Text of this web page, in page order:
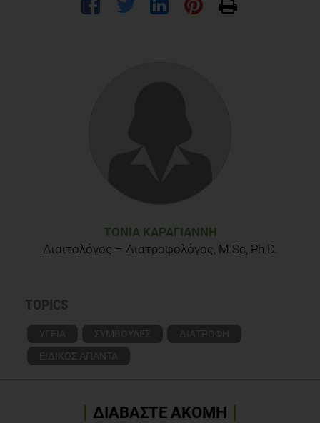
ΤΌΝΙΑ ΚΑΡΑΓΙΆΝΝΗ
Διαιτολόγος – Διατροφολόγος, M.Sc, Ph.D.
TOPICS
ΥΓΕΙΑ ΣΥΜΒΟΥΛΕΣ
ΔΙΑΤΡΟΦΗ
ΕΙΔΙΚΟΣ ΑΠΑΝΤΑ
ΔΙΑΒΑΣΤΕ ΑΚΟΜΗ